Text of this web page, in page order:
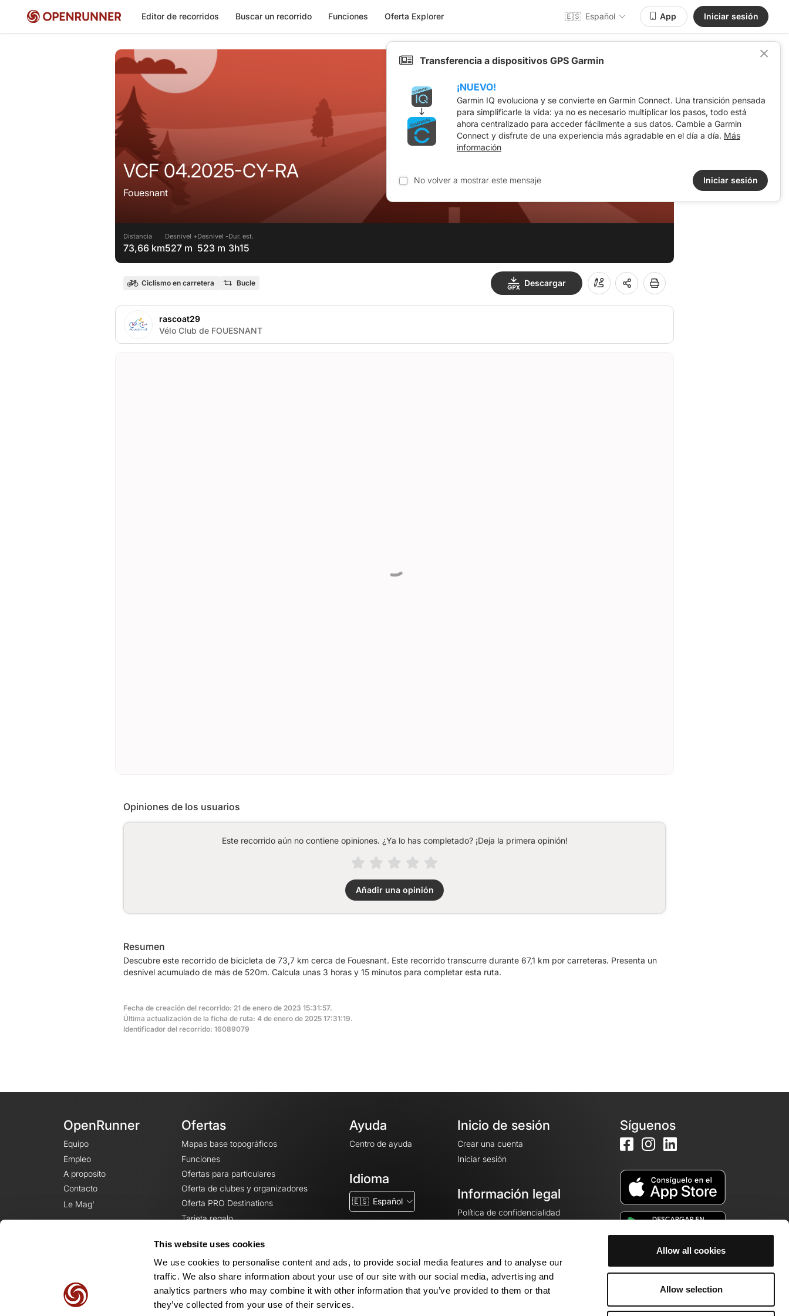
This website uses cookies
We use cookies to personalise content and ads, to provide social media features and to analyse our
traffic. We also share information about your use of our site with our social media, advertising and
analytics partners who may combine it with other information that you’ve provided to them or that
they’ve collected from your use of their services.
Allow all cookies
Allow selection
Editor de recorridos Buscar un recorrido Funciones Oferta Explorer 🇪🇸 Español App Iniciar sesión
VCF 04.2025-CY-RA
Fouesnant
Distancia
73,66 km
Desnivel +
527 m
Desnivel -
523 m
Dur. est.
3h15
Ciclismo en carretera Bucle Descargar
rascoat29
Vélo Club de FOUESNANT
Opiniones de los usuarios
Este recorrido aún no contiene opiniones. ¿Ya lo has completado? ¡Deja la primera opinión!
Añadir una opinión
Resumen
Descubre este recorrido de bicicleta de 73,7 km cerca de Fouesnant. Este recorrido transcurre durante 67,1 km por carreteras. Presenta un
desnivel acumulado de más de 520m. Calcula unas 3 horas y 15 minutos para completar esta ruta.
Fecha de creación del recorrido: 21 de enero de 2023 15:31:57.
Última actualización de la ficha de ruta: 4 de enero de 2025 17:31:19.
Identificador del recorrido: 16089079
OpenRunner
Equipo
Empleo
A proposito
Contacto
Le Mag'
Ofertas
Mapas base topográficos
Funciones
Ofertas para particulares
Oferta de clubes y organizadores
Oferta PRO Destinations
Tarjeta regalo
Ayuda
Centro de ayuda
Idioma
🇪🇸 Español
Inicio de sesión
Crear una cuenta
Iniciar sesión
Información legal
Política de confidencialidad
Avisos legales
Configuración de cookies
Síguenos
Transferencia a dispositivos GPS Garmin
¡NUEVO!
Garmin IQ evoluciona y se convierte en Garmin Connect. Una transición pensada
para simplificarle la vida: ya no es necesario multiplicar los pasos, todo está
ahora centralizado para acceder fácilmente a sus datos. Cambie a Garmin
Connect y disfrute de una experiencia más agradable en el día a día. Más
información
No volver a mostrar este mensaje Iniciar sesión